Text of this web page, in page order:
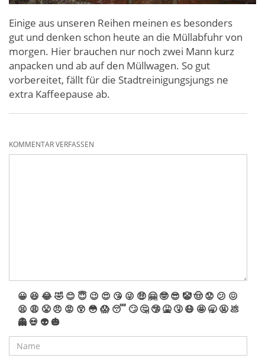
Einige aus unseren Reihen meinen es besonders
gut und denken schon heute an die Müllabfuhr von
morgen. Hier brauchen nur noch zwei Mann kurz
anpacken und ab auf den Müllwagen. So gut
vorbereitet, fällt für die Stadtreinigungsjungs ne
extra Kaffeepause ab.
KOMMENTAR VERFASSEN
😀 😆 😂🤣 😊 😇 😉 😍 😘 😜 🤑 🤗 🤓 😎 🤡🤠 😟 😕 😖
😫 😩 😤 😠 😡 😲 😳 😱 😴 🙄 🤔 🤥 🤮 🤧 😷 🤩 🥱 🤬 💩
👻 💀 👽 🎃